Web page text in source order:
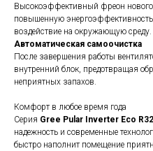
Высокоэффективный фреон нового
повышенную
воздействие на окружающую среду.
Автоматическая самоочистка
После завершения работы
внутренний блок, предотвращая
неприятных запахов.
Комфорт в любое время года
Серия Gree Pular Inverter Eco R32
надежность и современные
быстро наполнит помещение